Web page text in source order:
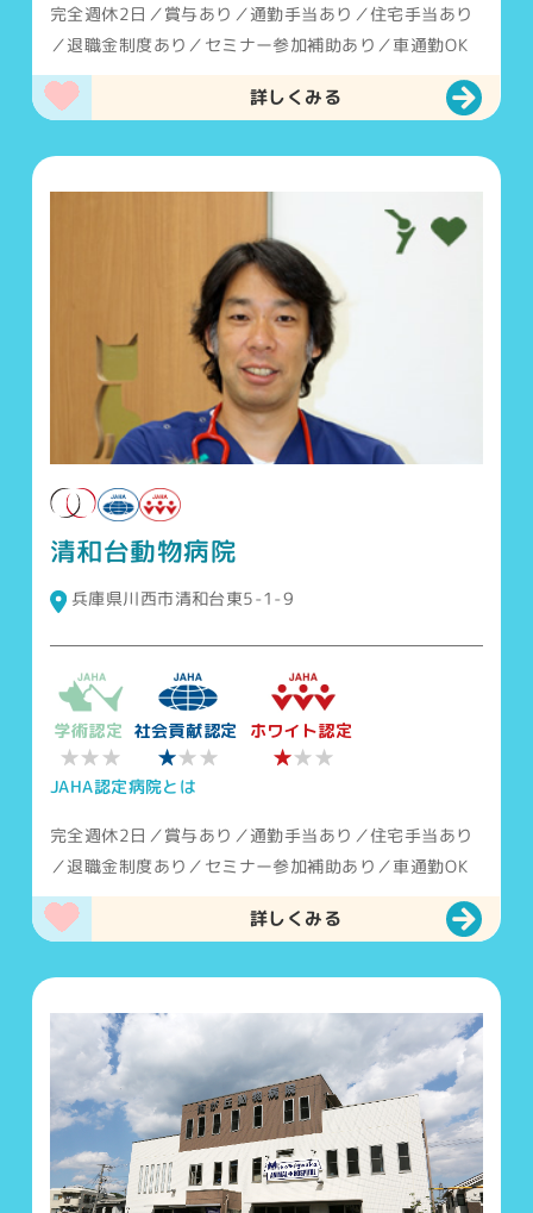
完全週休2日／賞与あり／通勤手当あり／住宅手当あり
／退職金制度あり／セミナー参加補助あり／車通勤OK
詳しくみる
清和台動物病院
兵庫県川西市清和台東5-1-9
学術認定
★★★
社会貢献認定
★★★
ホワイト認定
★★★
JAHA認定病院とは
完全週休2日／賞与あり／通勤手当あり／住宅手当あり
／退職金制度あり／セミナー参加補助あり／車通勤OK
詳しくみる